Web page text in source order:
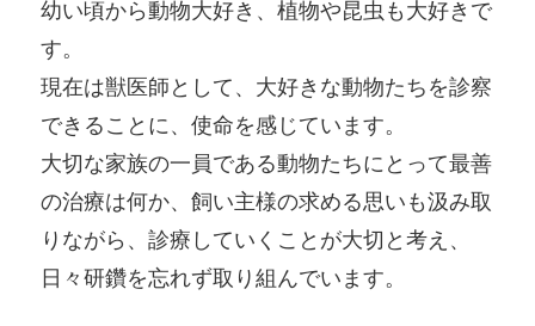
幼い頃から動物大好き、植物や昆虫も大好きで
す。
現在は獣医師として、大好きな動物たちを診察
できることに、使命を感じています。
大切な家族の一員である動物たちにとって最善
の治療は何か、飼い主様の求める思いも汲み取
りながら、診療していくことが大切と考え、
日々研鑽を忘れず取り組んでいます。